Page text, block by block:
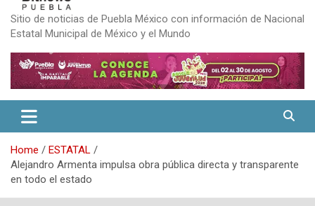
Sitio de noticias de Puebla México con información de Nacional
Estatal Municipal de México y el Mundo
Home
ESTATAL
Alejandro Armenta impulsa obra pública directa y transparente
en todo el estado